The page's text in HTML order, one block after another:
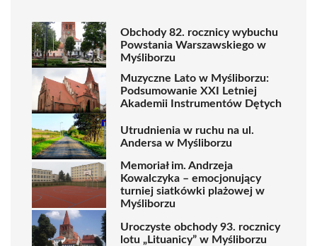
Obchody 82. rocznicy wybuchu
Powstania Warszawskiego w
Myśliborzu
Muzyczne Lato w Myśliborzu:
Podsumowanie XXI Letniej
Akademii Instrumentów Dętych
Utrudnienia w ruchu na ul.
Andersa w Myśliborzu
Memoriał im. Andrzeja
Kowalczyka – emocjonujący
turniej siatkówki plażowej w
Myśliborzu
Uroczyste obchody 93. rocznicy
lotu „Lituanicy” w Myśliborzu